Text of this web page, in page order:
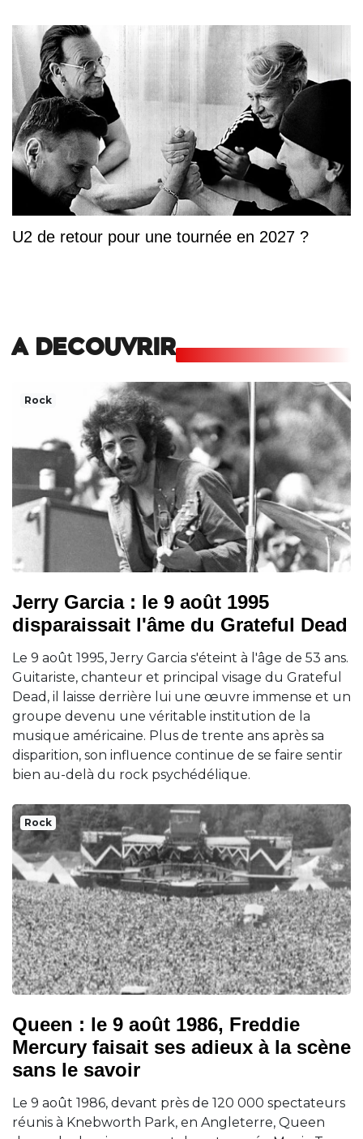
U2 de retour pour une tournée en 2027 ?
A DECOUVRIR
Rock
Jerry Garcia : le 9 août 1995
disparaissait l'âme du Grateful Dead
Le 9 août 1995, Jerry Garcia s'éteint à l'âge de 53 ans.
Guitariste, chanteur et principal visage du Grateful
Dead, il laisse derrière lui une œuvre immense et un
groupe devenu une véritable institution de la
musique américaine. Plus de trente ans après sa
disparition, son influence continue de se faire sentir
bien au-delà du rock psychédélique.
Rock
Queen : le 9 août 1986, Freddie
Mercury faisait ses adieux à la scène
sans le savoir
Le 9 août 1986, devant près de 120 000 spectateurs
réunis à Knebworth Park, en Angleterre, Queen